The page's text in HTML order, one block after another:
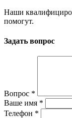
Наши
помогут.
Задать вопрос
Вопрос *
Ваше имя *
Телефон *